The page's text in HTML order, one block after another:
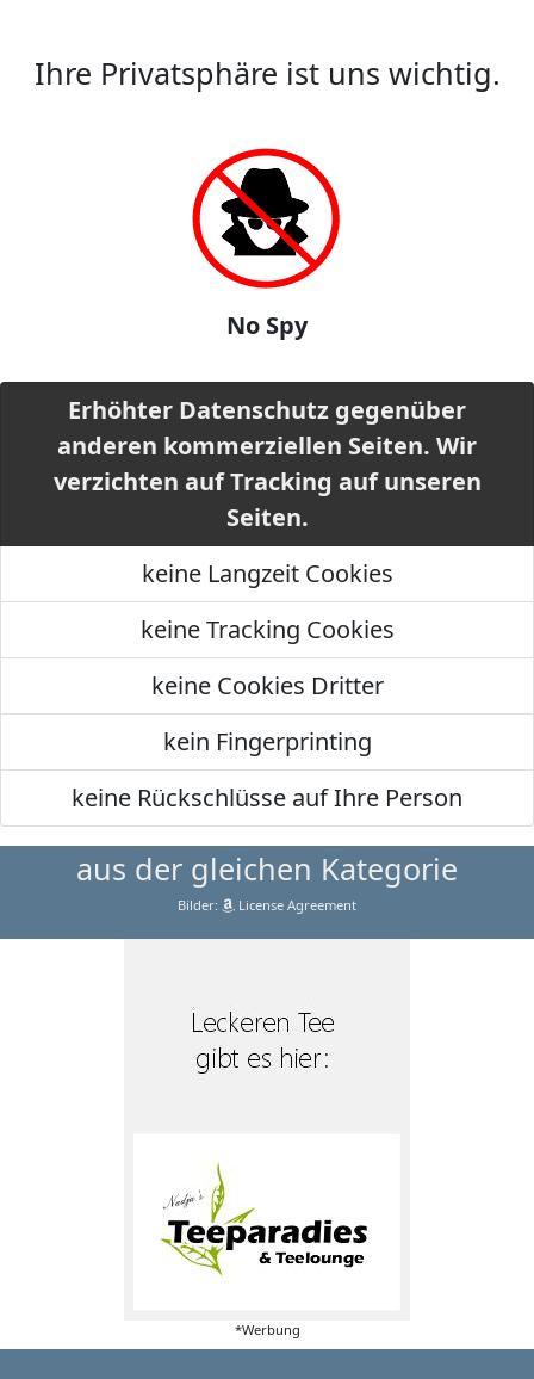
Ihre Privatsphäre ist uns wichtig.
No Spy
Erhöhter Datenschutz gegenüber
anderen kommerziellen Seiten. Wir
verzichten auf Tracking auf unseren
Seiten.
keine Langzeit Cookies
keine Tracking Cookies
keine Cookies Dritter
kein Fingerprinting
keine Rückschlüsse auf Ihre Person
aus der gleichen Kategorie
Bilder: License Agreement
*Werbung